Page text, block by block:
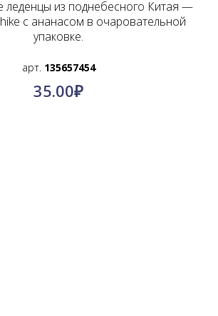
из поднебесного Китая —
с ананасом в очаровательной
упаковке.
арт. 135657454
35.00₽